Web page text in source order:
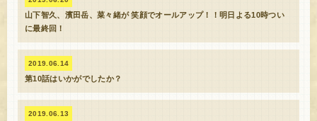
山下智久、濱田岳、菜々緒が 笑顔でオールアップ！！明日よる10時つい
に最終回！
2019.06.14
第10話はいかがでしたか？
2019.06.13